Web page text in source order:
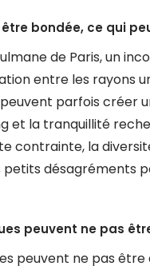
bondée, ce qui
de Paris, un
entre les rayons
peuvent parfois
et la tranquillité
contrainte, la
désagréments
peuvent ne pas
peuvent ne pas